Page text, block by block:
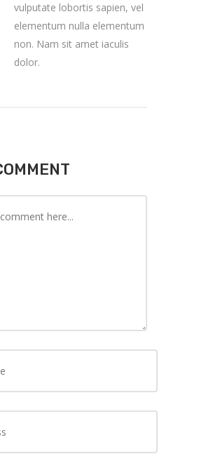
vulputate lobortis sapien, vel
elementum nulla elementum
non. Nam sit amet iaculis
dolor.